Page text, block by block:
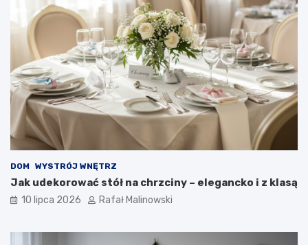
DOM WYSTRÓJ WNĘTRZ
Jak udekorować stół na chrzciny – elegancko i z klasą
10 lipca 2026 Rafał Malinowski